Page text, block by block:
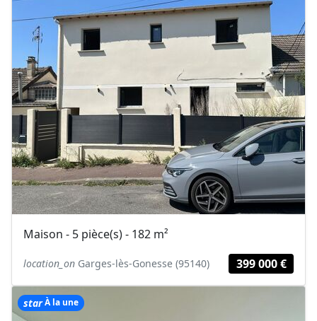
Maison - 5 pièce(s) - 182 m²
location_on Garges-lès-Gonesse (95140) 399 000 €
starÀ la une